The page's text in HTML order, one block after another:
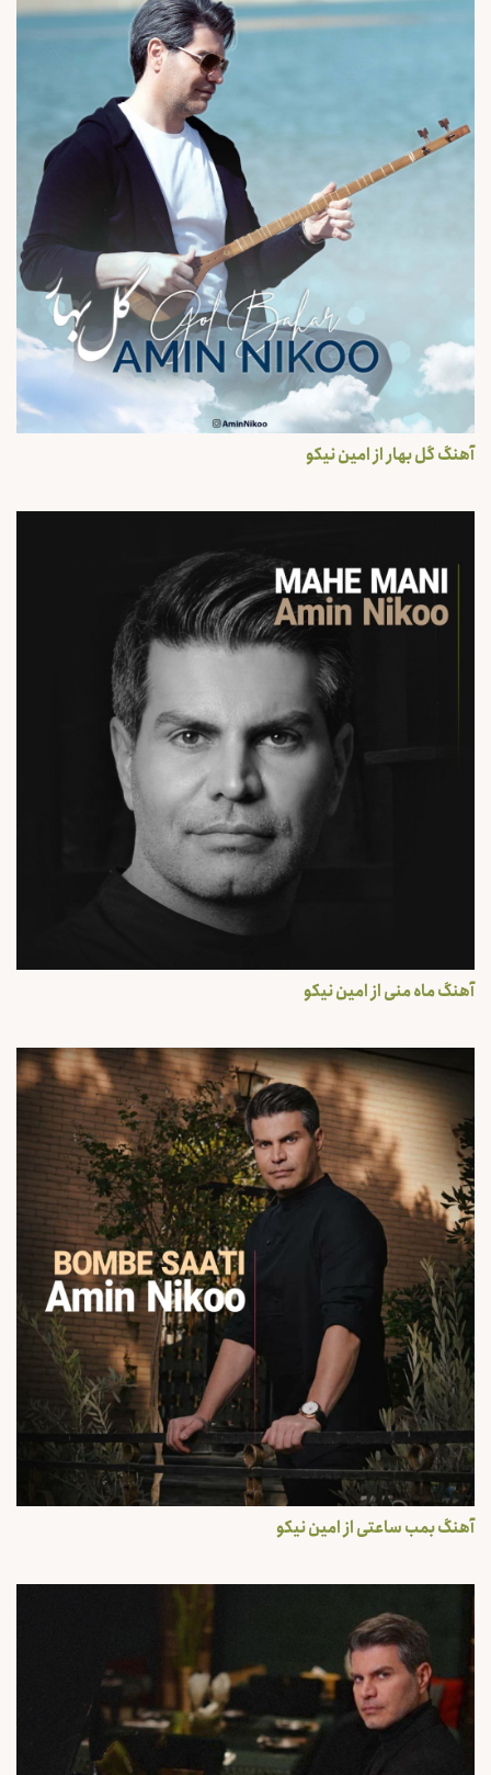
آهنگ گل بهار از امین نیکو
آهنگ ماه منی از امین نیکو
آهنگ بمب ساعتی از امین نیکو